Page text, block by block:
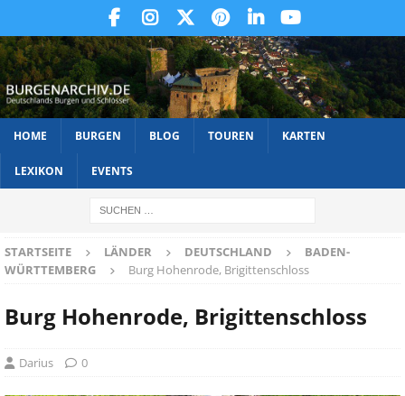
HOME BURGEN BLOG TOUREN KARTEN
LEXIKON EVENTS
STARTSEITE LÄNDER DEUTSCHLAND
BADEN-
WÜRTTEMBERG
Burg Hohenrode, Brigittenschloss
Burg Hohenrode, Brigittenschloss
Darius 0